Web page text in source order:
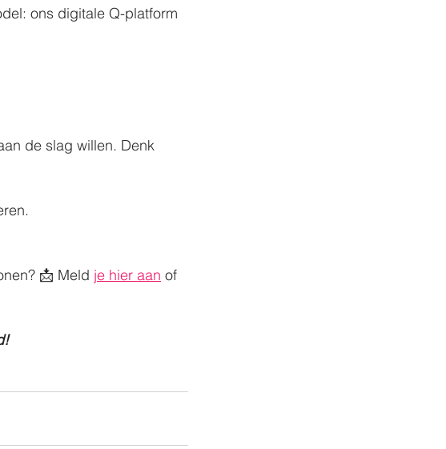
ons digitale Q-platform
de slag willen. Denk
📩 Meld je hier aan of